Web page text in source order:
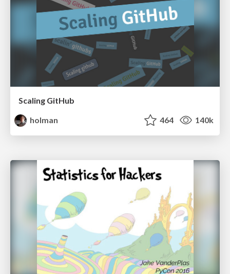
Scaling GitHub
holman
464 140k